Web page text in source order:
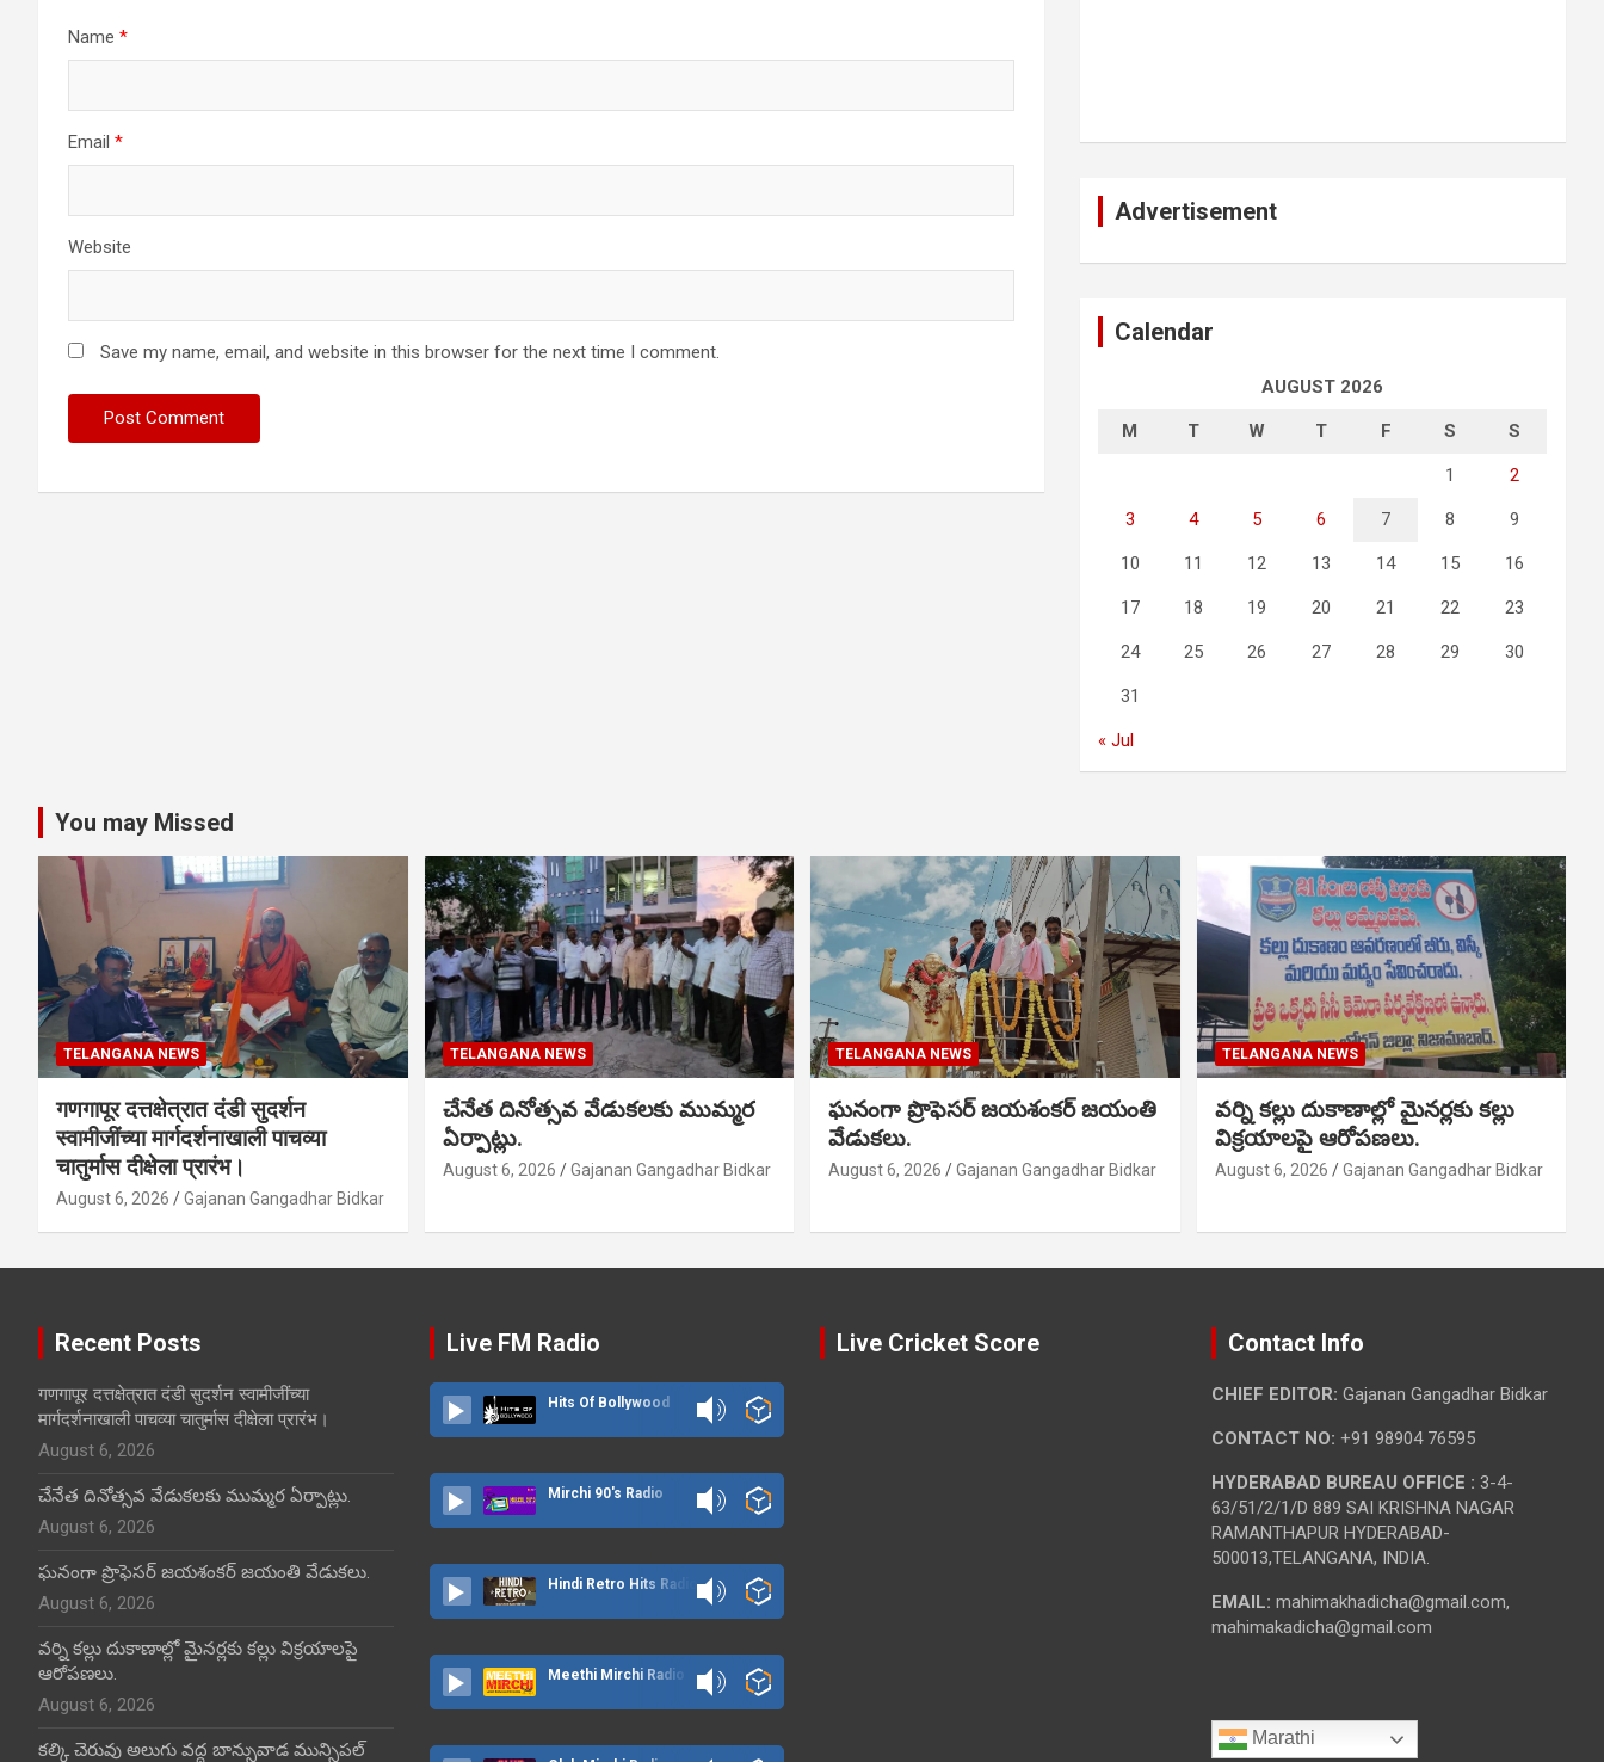
Name *
Email *
Website
Save my name, email, and website in this browser for the next time I comment.
Advertisement
Calendar
AUGUST 2026
M T W T F S S
1 2
3 4 5 6 7 8 9
10 11 12 13 14 15 16
17 18 19 20 21 22 23
24 25 26 27 28 29 30
31
« Jul
You may Missed
TELANGANA NEWS
गणगापूर दत्तक्षेत्रात दंडी सुदर्शन
स्वामीजींच्या मार्गदर्शनाखाली पाचव्या
चातुर्मास दीक्षेला प्रारंभ।
August 6, 2026 Gajanan Gangadhar Bidkar
TELANGANA NEWS
చేనేత దినోత్సవ వేడుకలకు ముమ్మర
ఏర్పాట్లు.
August 6, 2026 Gajanan Gangadhar Bidkar
TELANGANA NEWS
ఘనంగా ప్రొఫెసర్ జయశంకర్ జయంతి
వేడుకలు.
August 6, 2026 Gajanan Gangadhar Bidkar
TELANGANA NEWS
వర్ని కల్లు దుకాణాల్లో మైనర్లకు కల్లు
విక్రయాలపై ఆరోపణలు.
August 6, 2026 Gajanan Gangadhar Bidkar
Recent Posts
गणगापूर दत्तक्षेत्रात दंडी सुदर्शन स्वामीजींच्या
मार्गदर्शनाखाली पाचव्या चातुर्मास दीक्षेला प्रारंभ।
August 6, 2026
చేనేత దినోత్సవ వేడుకలకు ముమ్మర ఏర్పాట్లు.
August 6, 2026
ఘనంగా ప్రొఫెసర్ జయశంకర్ జయంతి వేడుకలు.
August 6, 2026
వర్ని కల్లు దుకాణాల్లో మైనర్లకు కల్లు విక్రయాలపై
ఆరోపణలు.
August 6, 2026
కల్కి చెరువు అలుగు వద్ద బాన్సువాడ మున్సిపల్
Live FM Radio
Hits Of Bollywood
Mirchi 90's Radio
Hindi Retro Hits Radio
Meethi Mirchi Radio
Live Cricket Score Contact Info
CHIEF EDITOR: Gajanan Gangadhar Bidkar
CONTACT NO: +91 98904 76595
HYDERABAD BUREAU OFFICE : 3-4-
63/51/2/1/D 889 SAI KRISHNA NAGAR
RAMANTHAPUR HYDERABAD-
500013,TELANGANA, INDIA.
EMAIL: mahimakhadicha@gmail.com,
mahimakadicha@gmail.com
Marathi